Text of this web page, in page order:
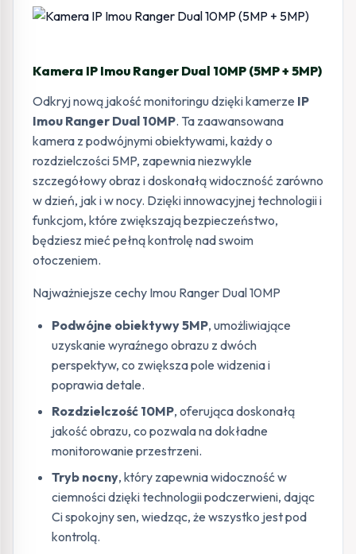
Kamera IP Imou Ranger Dual 10MP (5MP + 5MP)
Odkryj nową jakość monitoringu dzięki kamerze IP
Imou Ranger Dual 10MP. Ta zaawansowana
kamera z podwójnymi obiektywami, każdy o
rozdzielczości 5MP, zapewnia niezwykle
szczegółowy obraz i doskonałą widoczność zarówno
w dzień, jak i w nocy. Dzięki innowacyjnej technologii i
funkcjom, które zwiększają bezpieczeństwo,
będziesz mieć pełną kontrolę nad swoim
otoczeniem.
Najważniejsze cechy Imou Ranger Dual 10MP
Podwójne obiektywy 5MP, umożliwiające
uzyskanie wyraźnego obrazu z dwóch
perspektyw, co zwiększa pole widzenia i
poprawia detale.
Rozdzielczość 10MP, oferująca doskonałą
jakość obrazu, co pozwala na dokładne
monitorowanie przestrzeni.
Tryb nocny, który zapewnia widoczność w
ciemności dzięki technologii podczerwieni, dając
Ci spokojny sen, wiedząc, że wszystko jest pod
kontrolą.